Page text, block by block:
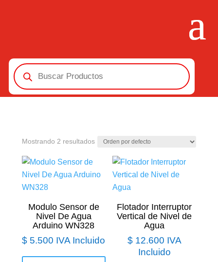
Búsqueda
de
productos
Mostrando 2 resultados
Modulo Sensor de
Nivel De Agua
Arduino WN328
$ 5.500 IVA Incluido
Flotador Interruptor
Vertical de Nivel de
Agua
$12.600 IVA
Incluido